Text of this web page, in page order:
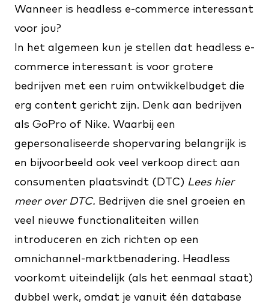
Wanneer is headless e-commerce interessant
voor jou?
In het algemeen kun je stellen dat headless e-
commerce interessant is voor grotere
bedrijven met een ruim ontwikkelbudget die
erg content gericht zijn. Denk aan bedrijven
als GoPro of Nike. Waarbij een
gepersonaliseerde shopervaring belangrijk is
en bijvoorbeeld ook veel verkoop direct aan
consumenten plaatsvindt (DTC) Lees hier
meer over DTC. Bedrijven die snel groeien en
veel nieuwe functionaliteiten willen
introduceren en zich richten op een
omnichannel-marktbenadering. Headless
voorkomt uiteindelijk (als het eenmaal staat)
dubbel werk, omdat je vanuit één database